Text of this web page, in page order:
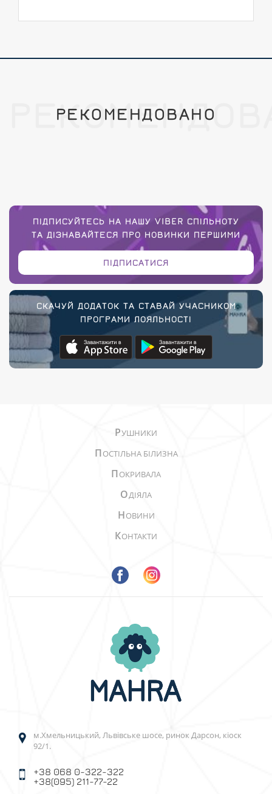
РЕКОМЕНДОВАНО
ПІДПИСУЙТЕСЬ НА НАШУ VIBER СПІЛЬНОТУ
ТА ДІЗНАВАЙТЕСЯ ПРО НОВИНКИ ПЕРШИМИ
ПІДПИСАТИСЯ
СКАЧУЙ ДОДАТОК ТА СТАВАЙ УЧАСНИКОМ
ПРОГРАМИ ЛОЯЛЬНОСТІ
РУШНИКИ
ПОСТІЛЬНА БІЛИЗНА
ПОКРИВАЛА
ОДІЯЛА
НОВИНИ
КОНТАКТИ
м.Хмельницький, Львівське шосе, ринок Дарсон, кіоск
92/1.
+38 068 0-322-322
+38(095) 211-77-22